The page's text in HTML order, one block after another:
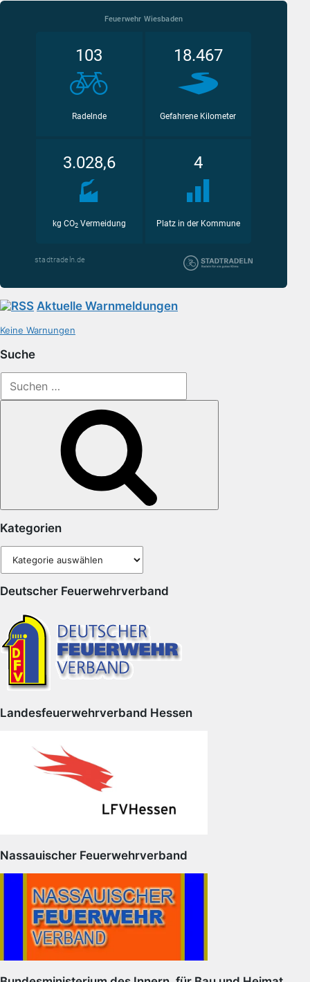
Aktuelle Warnmeldungen
Keine Warnungen
Suche
nach:
Kategorien
Kategorien
Deutscher Feuerwehrverband
Landesfeuerwehrverband Hessen
Nassauischer Feuerwehrverband